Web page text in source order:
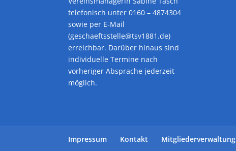
telefonisch unter 0160 – 4874304
sowie per E-Mail
(geschaeftsstelle@tsv1881.de)
erreichbar. Darüber hinaus sind
individuelle Termine nach
vorheriger Absprache jederzeit
möglich.
Impressum Kontakt Mitgliederverwaltung